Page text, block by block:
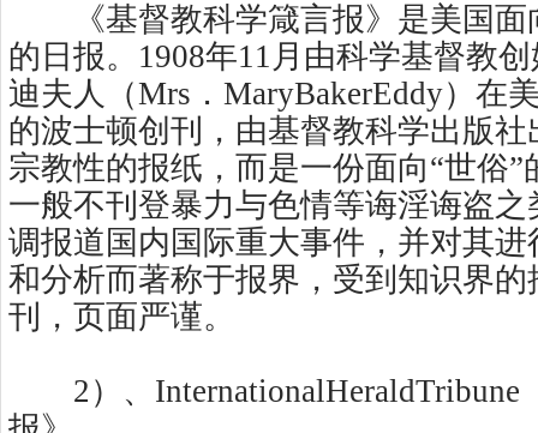
《基督教科学箴言报》是美国面
的日报。1908年11月由科学基督教
迪夫人（Mrs．MaryBakerEddy）在
的波士顿创刊，由基督教科学出版
宗教性的报纸，而是一份面向“世俗
一般不刊登暴力与色情等诲淫诲盗
调报道国内国际重大事件，并对其
和分析而著称于报界，受到知识界
刊，页面严谨。
2）、InternationalHeraldTribune